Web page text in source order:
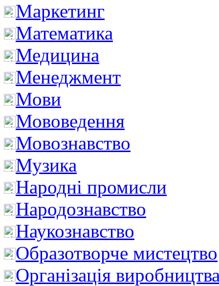
Маркетинг
Математика
Медицина
Менеджмент
Мови
Мововедення
Мовознавство
Музика
Народні промисли
Народознавство
Наукознавство
Образотворче мистецтво
Організація